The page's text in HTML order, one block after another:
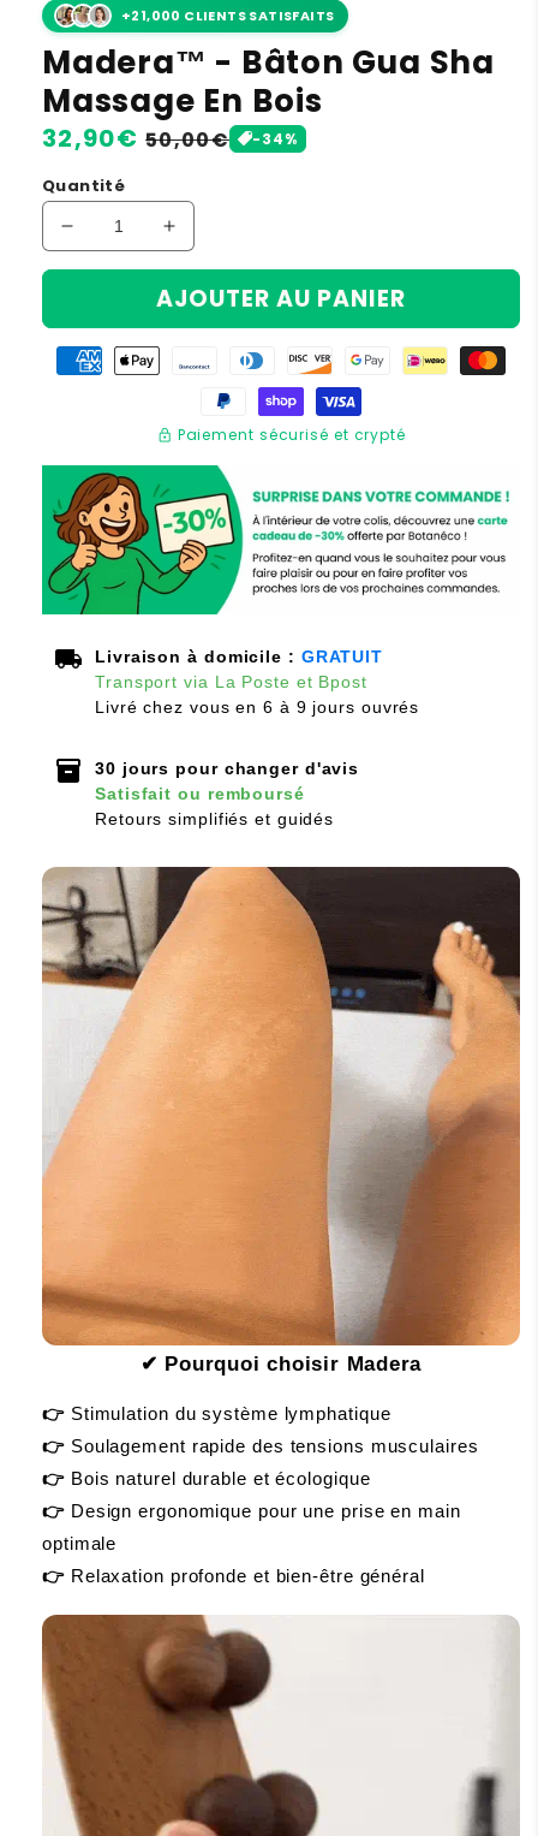
+21,000 CLIENTS SATISFAITS
Madera™ - Bâton Gua Sha
Massage En Bois
Prix
habituel
32,90€ Prix
50,00€ -34%
Quantité
Réduire
Massage
En
Bois
Augmenter
quantité
de
Bâton
Sha
Massage
En
Bois
AJOUTER AU PANIER
lock Paiement sécurisé et crypté
local_shipping Livraison à domicile : GRATUIT
Transport via La Poste et Bpost
Livré chez vous en 6 à 9 jours ouvrés
inventory_2
30 jours pour changer d'avis
Satisfait ou remboursé
Retours simplifiés et guidés
✔ Pourquoi choisir Madera
👉 Stimulation du système lymphatique
👉 Soulagement rapide des tensions musculaires
👉 Bois naturel durable et écologique
👉 Design ergonomique pour une prise en main
optimale
👉 Relaxation profonde et bien-être général